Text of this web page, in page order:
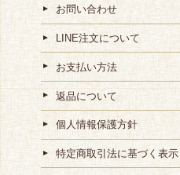
お問い合わせ
LINE注文について
お支払い方法
返品について
個人情報保護方針
特定商取引法に基づく表示